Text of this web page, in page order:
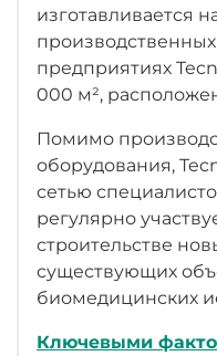
изготавливается
предприятиях
000 м²,
Помимо
оборудования,
сетью
регулярно
строительстве
существующих
биомедицинских
Ключевыми